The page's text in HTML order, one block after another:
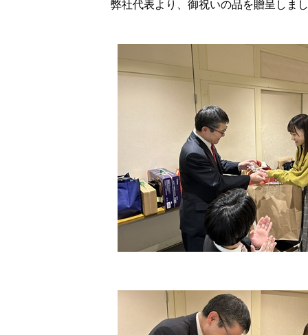
弊社代表より、御祝いの品を贈呈しま